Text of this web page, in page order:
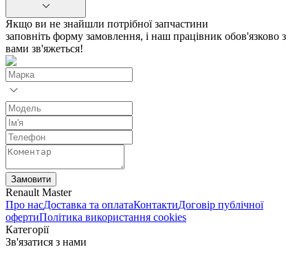
Якщо ви не знайшли потрібної запчастини
заповніть форму замовлення, і наш працівник обов'язково з
вами зв'яжеться!
Замовити
Renault Master
Про насДоставка та оплатаКонтактиДоговір публічної
офертиПолітика використання cookies
Категорії
Зв'язатися з нами